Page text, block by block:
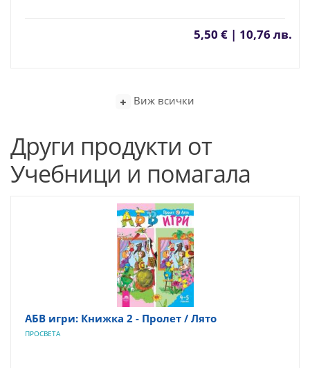
5,50 € | 10,76 лв.
Виж всички
Други продукти от
Учебници и помагала
АБВ игри: Книжка 2 - Пролет / Лято
ПРОСВЕТА